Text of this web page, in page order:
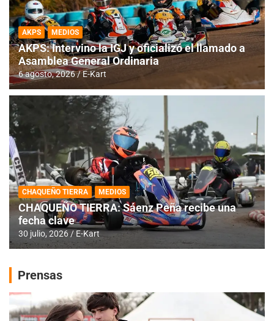
AKPS MEDIOS
AKPS: Intervino la IGJ y oficializó el llamado a
Asamblea General Ordinaria
6 agosto, 2026 E-Kart
CHAQUEÑO TIERRA MEDIOS
CHAQUEÑO TIERRA: Sáenz Peña recibe una
fecha clave
30 julio, 2026 E-Kart
Prensas